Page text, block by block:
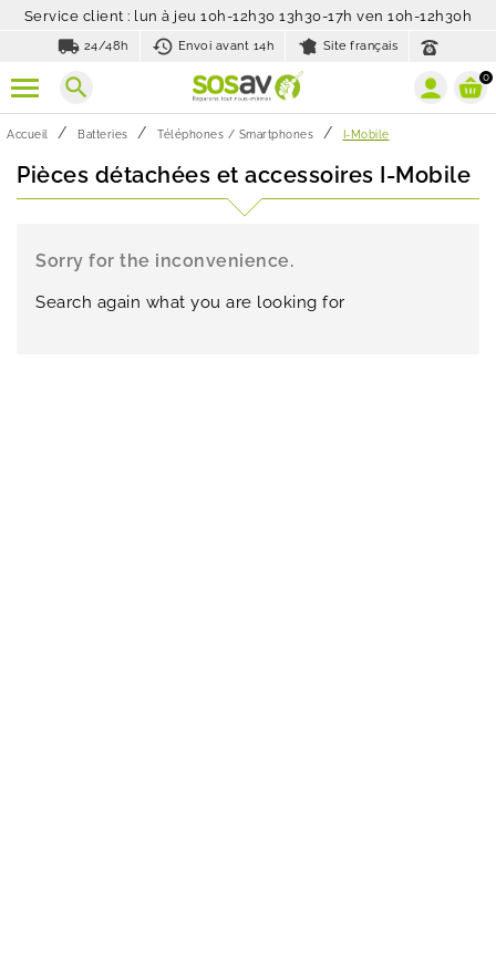
Service client : lun à jeu 10h-12h30 13h30-17h ven 10h-12h30h
local_shipping 24/48h history_toggle_off
Envoi avant 14h Site français
search 0
Accueil Batteries Téléphones / Smartphones I-Mobile
Pièces détachées et accessoires I-Mobile
Sorry for the inconvenience.
Search again what you are looking for